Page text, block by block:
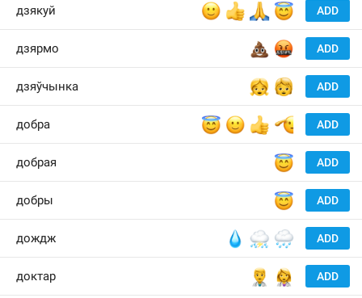
ADD
🙂
👍
🙏
😇
дзякуй
ADD
💩
🤬
дзярмо
ADD
👧
🧒
дзяўчынка
ADD
😇
🙂
👍
🫡
добра
ADD
😇
добрая
ADD
😇
добры
ADD
💧
⛈
🌧
дождж
ADD
👨‍⚕️
👩‍⚕️
доктар